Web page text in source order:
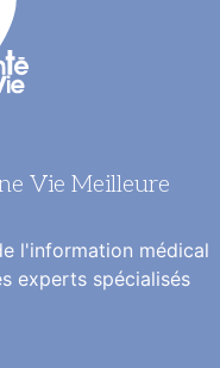
Vie Meilleure
l'information médical
experts spécialisés